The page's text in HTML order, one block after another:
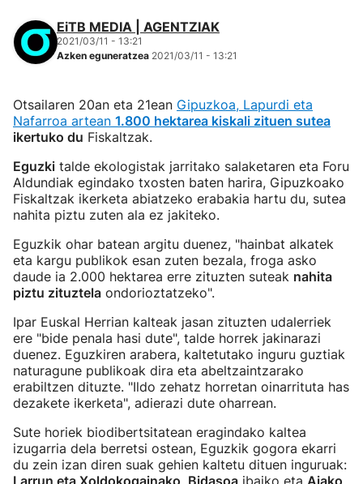
EiTB MEDIA | AGENTZIAK
2021/03/11 - 13:21
Azken eguneratzea 2021/03/11 - 13:21
Otsailaren 20an eta 21ean Gipuzkoa, Lapurdi eta
Nafarroa artean 1.800 hektarea kiskali zituen sutea
ikertuko du Fiskaltzak.
Eguzki talde ekologistak jarritako salaketaren eta Foru
Aldundiak egindako txosten baten harira, Gipuzkoako
Fiskaltzak ikerketa abiatzeko erabakia hartu du, sutea
nahita piztu zuten ala ez jakiteko.
Eguzkik ohar batean argitu duenez, "hainbat alkatek
eta kargu publikok esan zuten bezala, froga asko
daude ia 2.000 hektarea erre zituzten suteak nahita
piztu zituztela ondorioztatzeko".
Ipar Euskal Herrian kalteak jasan zituzten udalerriek
ere "bide penala hasi dute", talde horrek jakinarazi
duenez. Eguzkiren arabera, kaltetutako inguru guztiak
naturagune publikoak dira eta abeltzaintzarako
erabiltzen dituzte. "Ildo zehatz horretan oinarrituta has
dezakete ikerketa", adierazi dute oharrean.
Sute horiek biodibertsitatean eragindako kaltea
izugarria dela berretsi ostean, Eguzkik gogora ekarri
du zein izan diren suak gehien kaltetu dituen inguruak:
Larrun eta Xoldokogainako, Bidasoa ibaiko eta Aiako